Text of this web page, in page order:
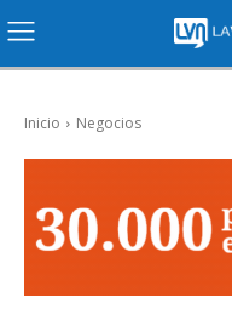
Inicio Negocios